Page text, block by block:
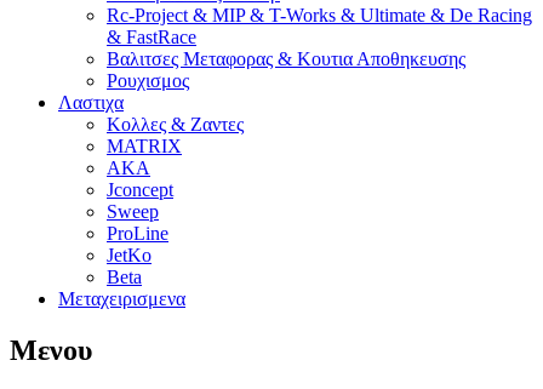
Rc-Project & MIP & T-Works & Ultimate & De Racing
& FastRace
Βαλιτσες Μεταφορας & Κουτια Αποθηκευσης
Ρουχισμος
Λαστιχα
Κολλες & Ζαντες
MATRIX
AKA
Jconcept
Sweep
ProLine
JetKo
Beta
Μεταχειρισμενα
Μενου